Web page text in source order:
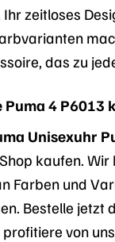
zeitloses
das zu
4 P6013
Unisexuhr
kaufen. Wir
Farben und
Bestelle jetzt
von